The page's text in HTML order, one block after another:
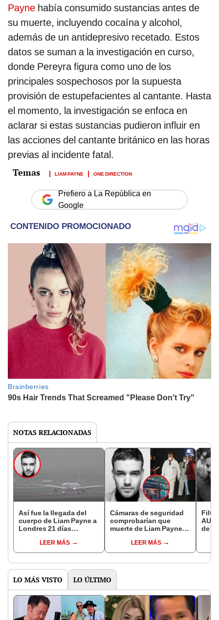
Payne había consumido sustancias antes de
su muerte, incluyendo cocaína y alcohol,
además de un antidepresivo recetado. Estos
datos se suman a la investigación en curso,
donde Pereyra figura como uno de los
principales sospechosos por la supuesta
provisión de estupefacientes al cantante. Hasta
el momento, la investigación se enfoca en
aclarar si estas sustancias pudieron influir en
las acciones del cantante británico en las horas
previas al incidente fatal.
LIAM PAYNE ONE DIRECTION
Prefiero a La República en
Google
NOTAS RELACIONADAS
Así fue la llegada del
cuerpo de Liam Payne a
Londres 21 días
en Argentina
LEER MÁS
Cámaras de seguridad
comprobarían que
muerte de Liam Payne
según medio argentino
LEER MÁS
de
morir
LO MÁS VISTO LO ÚLTIMO